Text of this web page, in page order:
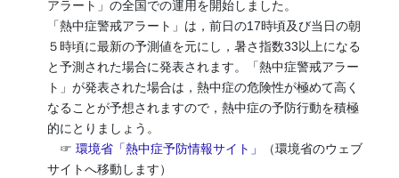
アラート」の全国での運用を開始しました。
「熱中症警戒アラート」は，前日の17時頃及び当日の朝
５時頃に最新の予測値を元にし，暑さ指数33以上になる
と予測された場合に発表されます。「熱中症警戒アラー
ト」が発表された場合は，熱中症の危険性が極めて高く
なることが予想されますので，熱中症の予防行動を積極
的にとりましょう。
☞ 環境省「熱中症予防情報サイト」
（環境省のウェブ
サイトへ移動します）